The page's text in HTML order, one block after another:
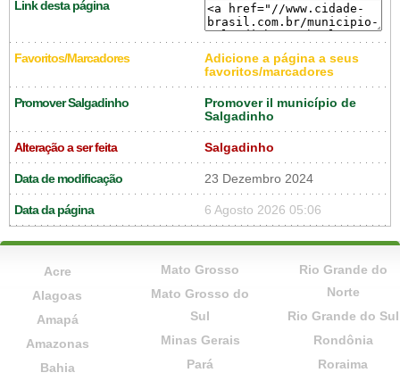
Link desta página
Favoritos/Marcadores
Adicione a página a seus
favoritos/marcadores
Promover Salgadinho
Promover il município de
Salgadinho
Alteração a ser feita Salgadinho
Data de modificação 23 Dezembro 2024
Data da página 6 Agosto 2026 05:06
Acre
Alagoas
Amapá
Amazonas
Bahia
Mato Grosso
Mato Grosso do
Sul
Minas Gerais
Pará
Rio Grande do
Norte
Rio Grande do Sul
Rondônia
Roraima